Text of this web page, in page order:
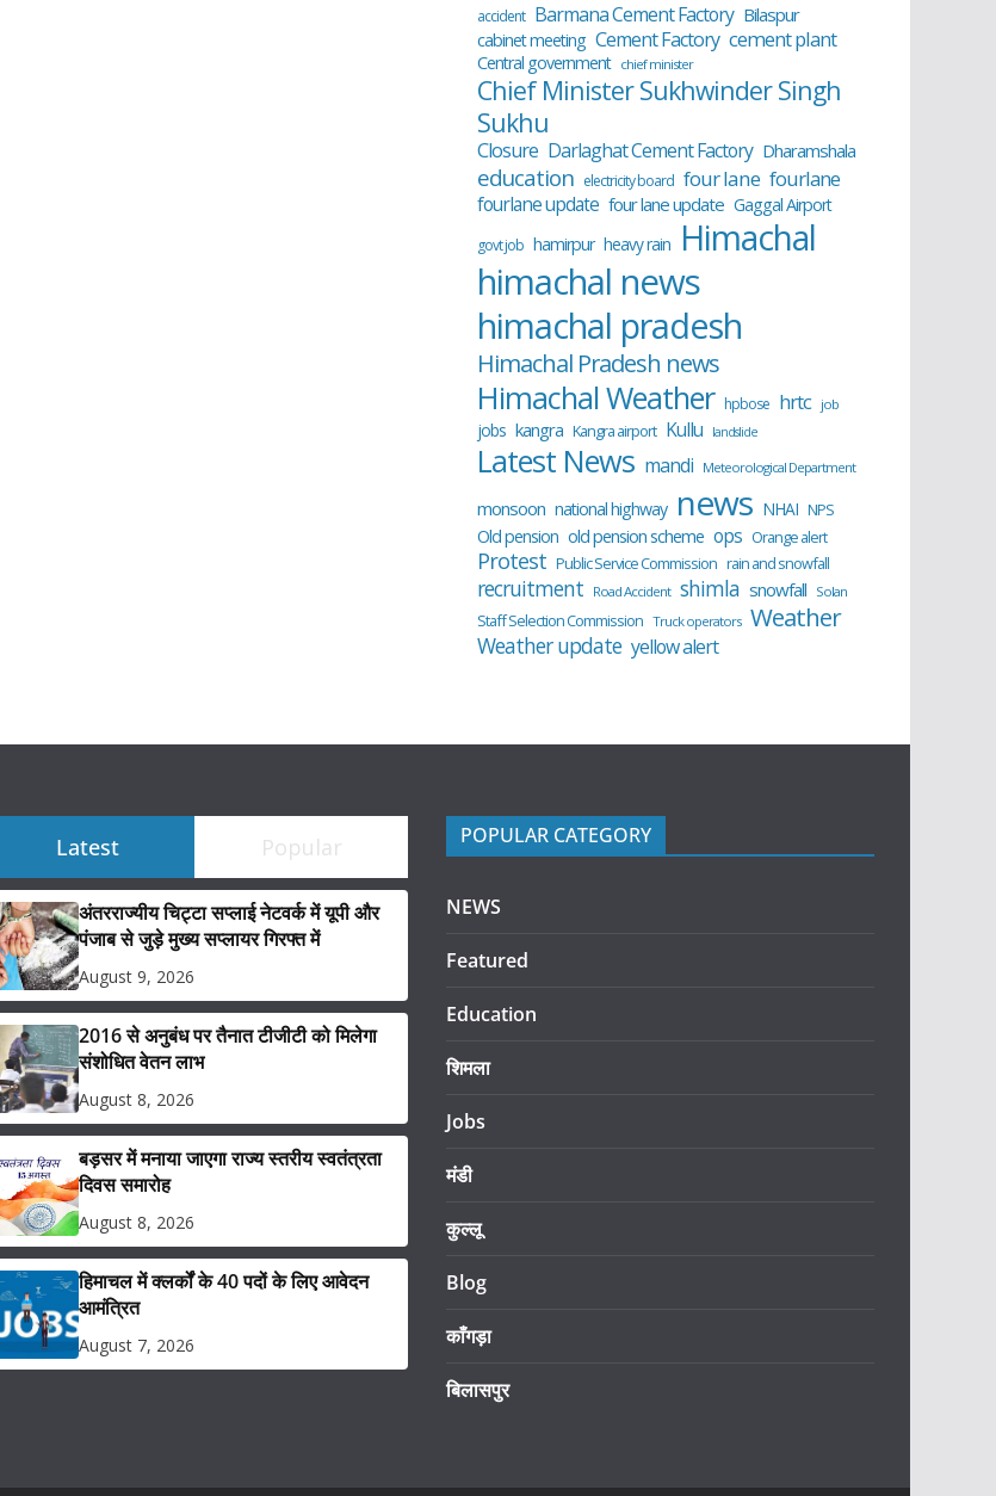
accident Barmana Cement Factory Bilaspur
cabinet meeting Cement Factory cement plant
Central government chief minister
Chief Minister Sukhwinder Singh
Sukhu
Closure Darlaghat Cement Factory Dharamshala
education electricity board four lane fourlane
fourlane update four lane update Gaggal Airport
govt job hamirpur heavy rain Himachal
himachal news
himachal pradesh
Himachal Pradesh news
Himachal Weather hpbose hrtc job
jobs kangra Kangra airport Kullu landslide
Latest News mandi Meteorological Department
monsoon national highway news NHAI NPS
Old pension old pension scheme ops Orange alert
Protest Public Service Commission rain and snowfall
recruitment Road Accident shimla snowfall Solan
Staff Selection Commission Truck operators Weather
Weather update yellow alert
Latest Popular
अंतरराज्यीय चिट्टा सप्लाई नेटवर्क में यूपी और
पंजाब से जुड़े मुख्य सप्लायर गिरफ्त में
August 9, 2026
2016 से अनुबंध पर तैनात टीजीटी को मिलेगा
संशोधित वेतन लाभ
August 8, 2026
बड़सर में मनाया जाएगा राज्य स्तरीय स्वतंत्रता
दिवस समारोह
August 8, 2026
हिमाचल में क्लर्कों के 40 पदों के लिए आवेदन
आमंत्रित
August 7, 2026
POPULAR CATEGORY
NEWS
Featured
Education
शिमला
Jobs
मंडी
कुल्लू
Blog
काँगड़ा
बिलासपुर